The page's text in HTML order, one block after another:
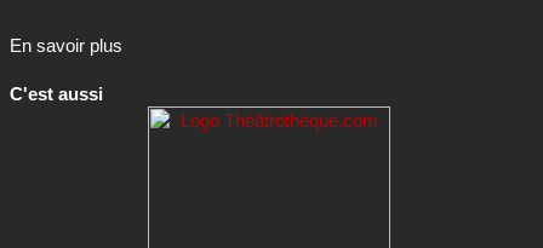
En savoir plus
C'est aussi